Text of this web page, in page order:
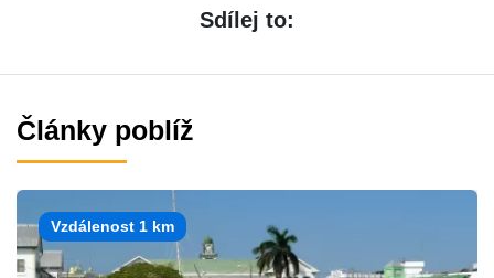
Sdílej to:
Články poblíž
Vzdálenost 1 km